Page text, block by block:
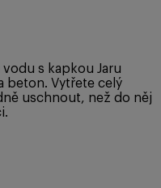
s kapkou Jaru
beton. Vytřete celý
uschnout, než do něj